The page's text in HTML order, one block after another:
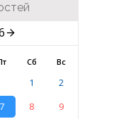
Сб Вс
1
2
7 8
9